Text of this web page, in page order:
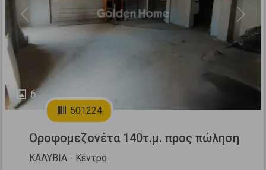
6
Previous Next
501224
Οροφομεζονέτα 140τ.μ. προς πώληση
ΚΑΛΥΒΙΑ - Κέντρο